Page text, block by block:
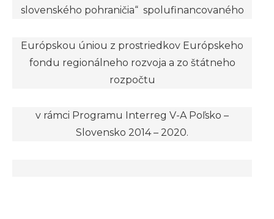
slovenského pohraničia“ spolufinancovaného
Európskou úniou z prostriedkov Európskeho
fondu regionálneho rozvoja a zo štátneho
rozpočtu
v rámci Programu Interreg V-A Poľsko –
Slovensko 2014 – 2020.